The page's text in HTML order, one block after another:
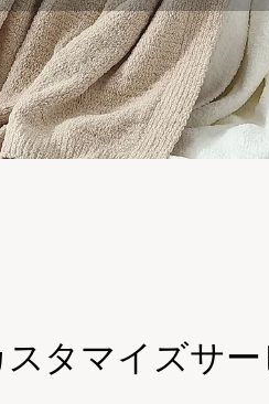
タマイズサー